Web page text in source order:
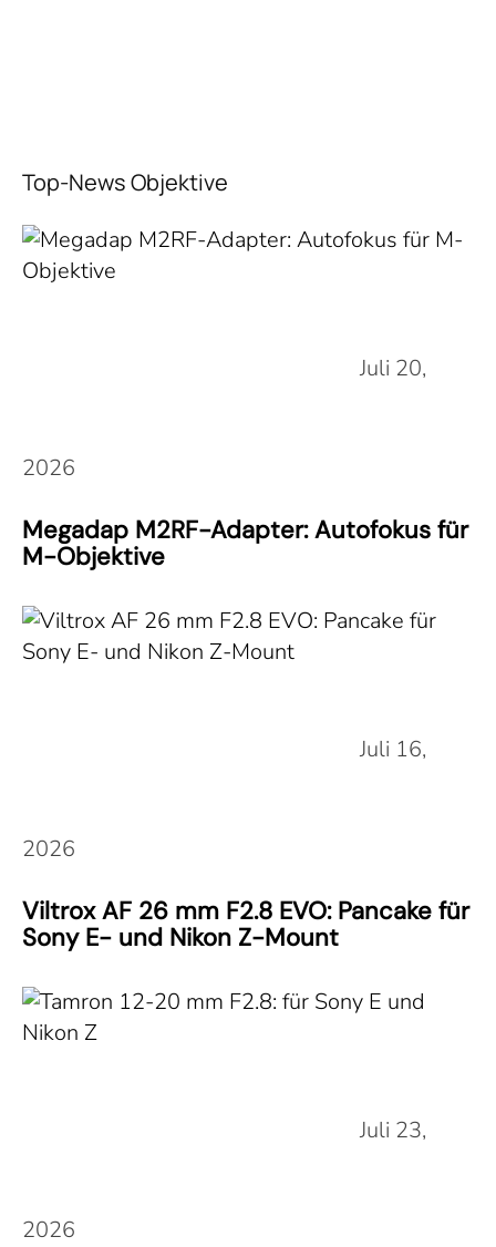
Top-News Objektive
Juli 20,
2026
Megadap M2RF-Adapter: Autofokus für
M-Objektive
Juli 16,
2026
Viltrox AF 26 mm F2.8 EVO: Pancake für
Sony E- und Nikon Z-Mount
Juli 23,
2026